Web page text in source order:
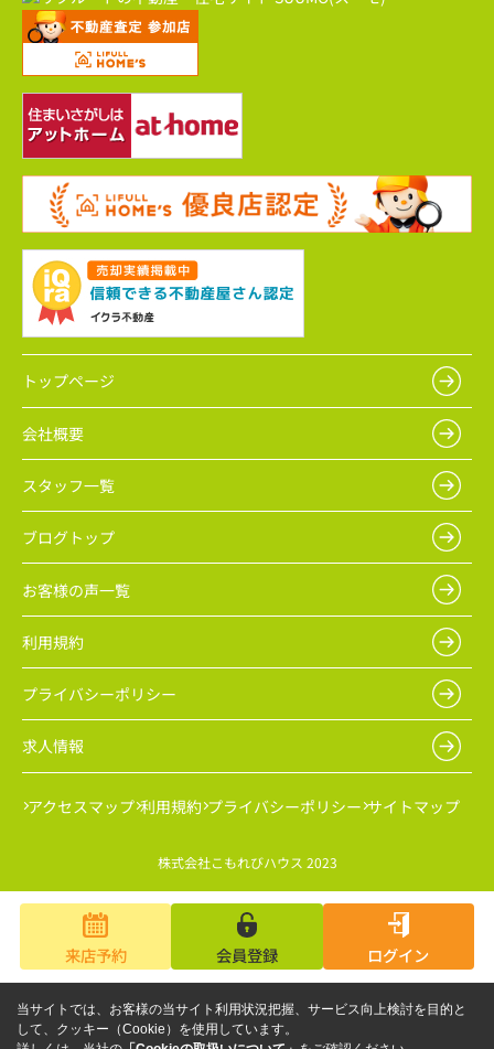
トップページ
会社概要
スタッフ一覧
ブログトップ
お客様の声一覧
利用規約
プライバシーポリシー
求人情報
アクセスマップ 利用規約 プライバシーポリシー サイトマップ
株式会社こもれびハウス 2023
来店予約 会員登録 ログイン
当サイトでは、お客様の当サイト利用状況把握、サービス向上検討を目的と
して、クッキー（Cookie）を使用しています。